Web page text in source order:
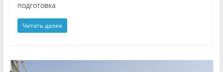
подготовка
Читать далее